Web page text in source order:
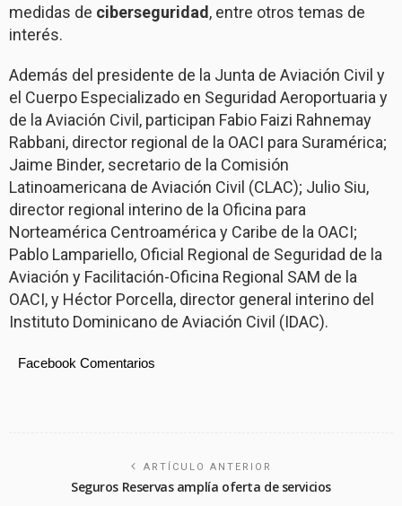
medidas de ciberseguridad, entre otros temas de
interés.
Además del presidente de la Junta de Aviación Civil y
el Cuerpo Especializado en Seguridad Aeroportuaria y
de la Aviación Civil, participan Fabio Faizi Rahnemay
Rabbani, director regional de la OACI para Suramérica;
Jaime Binder, secretario de la Comisión
Latinoamericana de Aviación Civil (CLAC); Julio Siu,
director regional interino de la Oficina para
Norteamérica Centroamérica y Caribe de la OACI;
Pablo Lampariello, Oficial Regional de Seguridad de la
Aviación y Facilitación-Oficina Regional SAM de la
OACI, y Héctor Porcella, director general interino del
Instituto Dominicano de Aviación Civil (IDAC).
Facebook Comentarios
ARTÍCULO ANTERIOR
Seguros Reservas amplía oferta de servicios